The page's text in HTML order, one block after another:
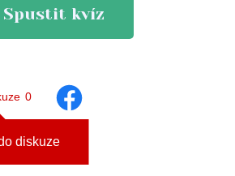
Spustit kvíz
0
diskuze